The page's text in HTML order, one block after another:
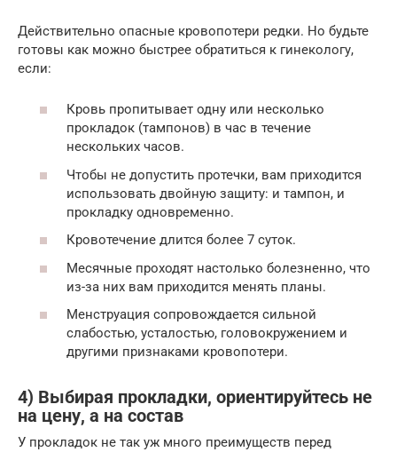
Действительно опасные кровопотери редки. Но будьте
готовы как можно быстрее обратиться к гинекологу,
если:
Кровь пропитывает одну или несколько
прокладок (тампонов) в час в течение
нескольких часов.
Чтобы не допустить протечки, вам приходится
использовать двойную защиту: и тампон, и
прокладку одновременно.
Кровотечение длится более 7 суток.
Месячные проходят настолько болезненно, что
из-за них вам приходится менять планы.
Менструация сопровождается сильной
слабостью, усталостью, головокружением и
другими признаками кровопотери.
4) Выбирая прокладки, ориентируйтесь не
на цену, а на состав
У прокладок не так уж много преимуществ перед